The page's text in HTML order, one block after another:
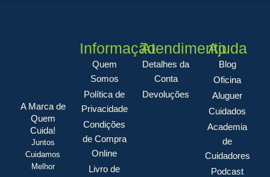
A Marca de
Quem
Cuida!
Juntos
Cuidamos
Melhor
Informação
Quem
Somos
Política de
Privacidade
Condições
de Compra
Online
Livro de
Atendimento
Detalhes da
Conta
Devoluções
Ajuda
Blog
Oficina
Aluguer
Cuidados
Academia
de
Cuidadores
Podcast